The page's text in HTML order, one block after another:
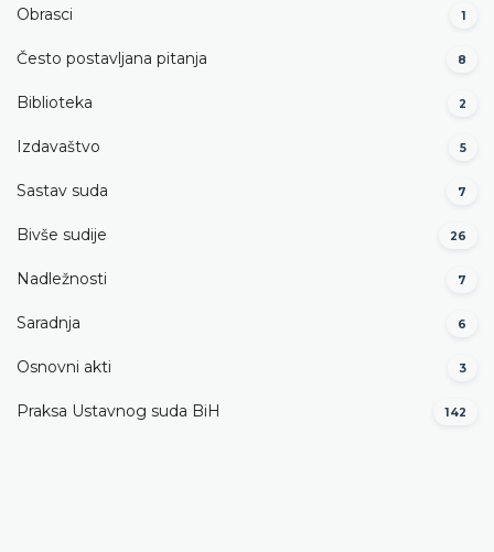
Obrasci 1
Često postavljana pitanja 8
Biblioteka 2
Izdavaštvo 5
Sastav suda 7
Bivše sudije 26
Nadležnosti 7
Saradnja 6
Osnovni akti 3
Praksa Ustavnog suda BiH 142